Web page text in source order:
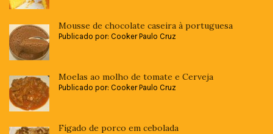
Mousse de chocolate caseira à portuguesa
Publicado por: Cooker Paulo Cruz
Moelas ao molho de tomate e Cerveja
Publicado por: Cooker Paulo Cruz
Fígado de porco em cebolada